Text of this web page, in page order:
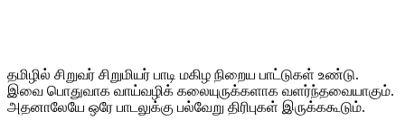
தமிழில் சிறுவர் சிறுமியர் பாடி மகிழ நிறைய பாட்டுகள் உண்டு.
இவை பொதுவாக வாய்வழிக் கலையுருக்களாக வளர்ந்தவையாகும்.
அதனாலேயே ஒரே பாடலுக்கு பல்வேறு திரிபுகள் இருக்ககூடும்.